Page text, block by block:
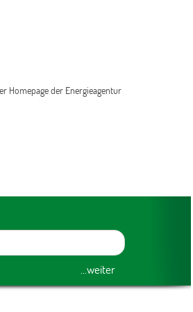
Homepage der Energieagentur